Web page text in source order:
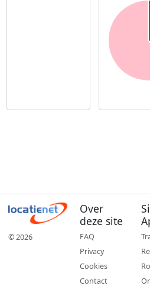
© 2026
Over
deze site
FAQ
Privacy
Cookies
Contact